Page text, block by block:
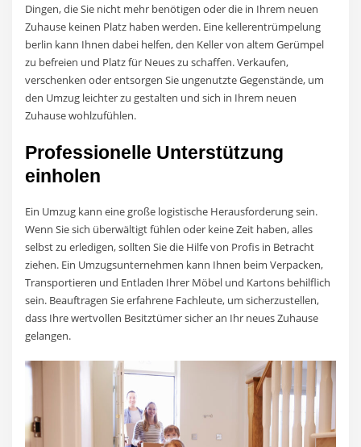
Dingen, die Sie nicht mehr benötigen oder die in Ihrem neuen
Zuhause keinen Platz haben werden. Eine kellerentrümpelung
berlin kann Ihnen dabei helfen, den Keller von altem Gerümpel
zu befreien und Platz für Neues zu schaffen. Verkaufen,
verschenken oder entsorgen Sie ungenutzte Gegenstände, um
den Umzug leichter zu gestalten und sich in Ihrem neuen
Zuhause wohlzufühlen.
Professionelle Unterstützung
einholen
Ein Umzug kann eine große logistische Herausforderung sein.
Wenn Sie sich überwältigt fühlen oder keine Zeit haben, alles
selbst zu erledigen, sollten Sie die Hilfe von Profis in Betracht
ziehen. Ein Umzugsunternehmen kann Ihnen beim Verpacken,
Transportieren und Entladen Ihrer Möbel und Kartons behilflich
sein. Beauftragen Sie erfahrene Fachleute, um sicherzustellen,
dass Ihre wertvollen Besitztümer sicher an Ihr neues Zuhause
gelangen.